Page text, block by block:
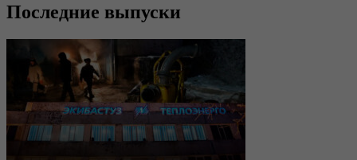
Последние выпуски